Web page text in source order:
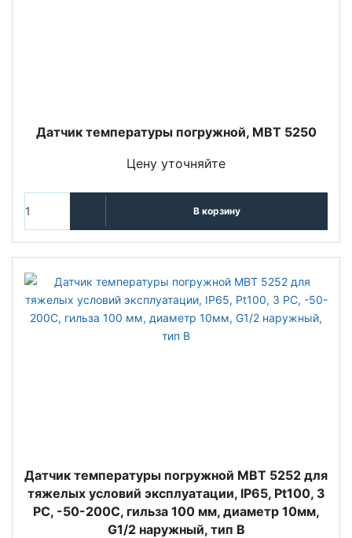
Датчик температуры погружной, MBT 5250
Цену уточняйте
В корзину
Датчик температуры погружной MBT 5252 для
тяжелых условий эксплуатации, IP65, Pt100, 3
РС, -50-200C, гильза 100 мм, диаметр 10мм,
G1/2 наружный, тип В